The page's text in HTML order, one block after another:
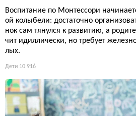
Воспитание по Монтессори
ой колыбели: достаточно
нок сам тянулся к развитию, а
чит идиллически, но требует
лых.
Дети 10 916